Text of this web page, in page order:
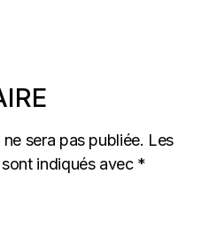
sera pas publiée. Les
indiqués avec *